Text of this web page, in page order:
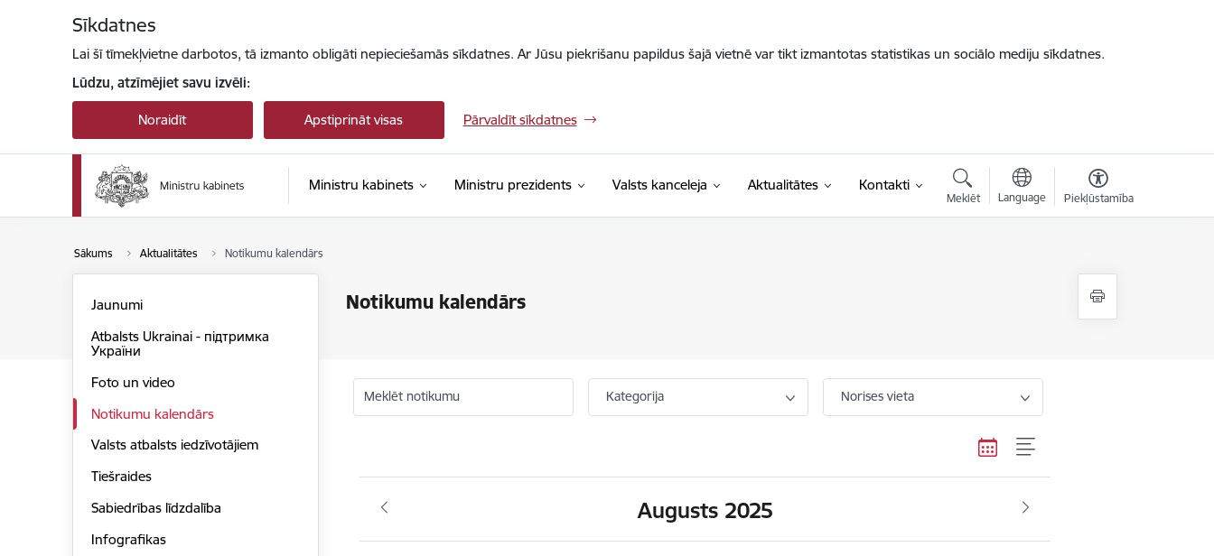
Sīkdatnes
Lai šī tīmekļvietne darbotos, tā izmanto obligāti nepieciešamās sīkdatnes. Ar Jūsu piekrišanu papildus šajā vietnē var tikt izmantotas statistikas un sociālo mediju sīkdatnes.
Lūdzu, atzīmējiet savu izvēli:
Noraidīt Apstiprināt visas Pārvaldīt sīkdatnes
Ministru kabinets Ministru prezidents Valsts kanceleja Aktualitātes Kontakti
Meklēt Language Piekļūstamība
Sākums Aktualitātes Notikumu kalendārs
Notikumu kalendārs
Jaunumi
Atbalsts Ukrainai - підтримка
України
Foto un video
Notikumu kalendārs
Valsts atbalsts iedzīvotājiem
Tiešraides
Sabiedrības līdzdalība
Infografikas
Meklēt notikumu Kategorija Norises vieta
Augusts 2025